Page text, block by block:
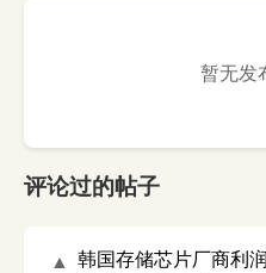
暂无发
评论过的帖子
▲
韩国存储芯片厂商利